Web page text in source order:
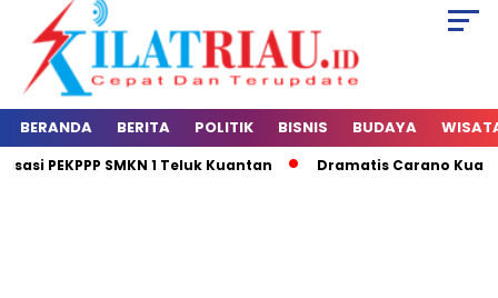
BERANDA BERITA POLITIK BISNIS BUDAYA
PEKPPP SMKN 1 Teluk Kuantan Dramatis Carano